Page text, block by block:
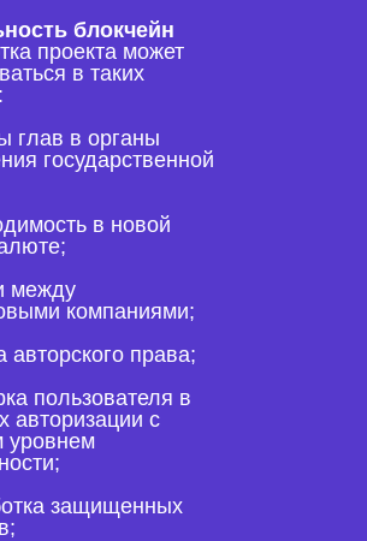
блокчейн
проекта может
в таких
глав в органы
государственной
в новой
между
компаниями;
авторского права;
пользователя в
авторизации с
уровнем
защищенных